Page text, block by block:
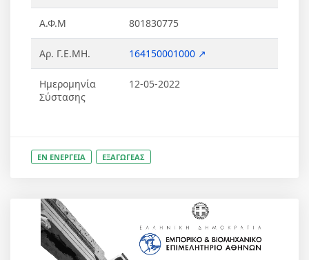
Α.Φ.Μ 801830775
Αρ. Γ.Ε.ΜΗ. 164150001000 ↗
Ημερομηνία
Σύστασης
12-05-2022
ΕΝ ΕΝΕΡΓΕΙΑ ΕΞΑΓΩΓΕΑΣ